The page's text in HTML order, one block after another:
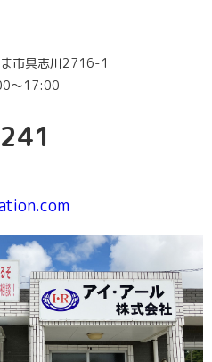
市具志川2716-1
～17:00